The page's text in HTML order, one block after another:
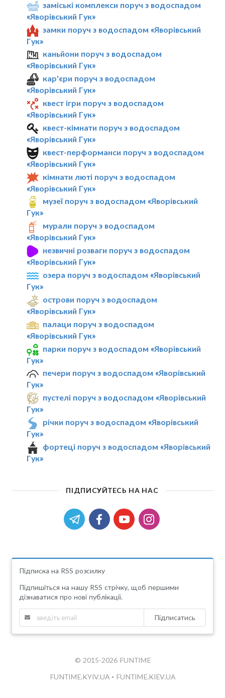
заміські комплекси поруч з водоспадом
«Яворівський Гук»
замки поруч з водоспадом «Яворівський
Гук»
каньйони поруч з водоспадом
«Яворівський Гук»
кар'єри поруч з водоспадом
«Яворівський Гук»
квест ігри поруч з водоспадом
«Яворівський Гук»
квест-кімнати поруч з водоспадом
«Яворівський Гук»
квест-перформанси поруч з водоспадом
«Яворівський Гук»
кімнати люті поруч з водоспадом
«Яворівський Гук»
музеї поруч з водоспадом «Яворівський
Гук»
мурали поруч з водоспадом
«Яворівський Гук»
незвичні розваги поруч з водоспадом
«Яворівський Гук»
озера поруч з водоспадом «Яворівський
Гук»
острови поруч з водоспадом
«Яворівський Гук»
палаци поруч з водоспадом
«Яворівський Гук»
парки поруч з водоспадом «Яворівський
Гук»
печери поруч з водоспадом «Яворівський
Гук»
пустелі поруч з водоспадом «Яворівський
Гук»
річки поруч з водоспадом «Яворівський
Гук»
фортеці поруч з водоспадом «Яворівський
Гук»
ПІДПИСУЙТЕСЬ НА НАС
Підписка на RSS розсилку
Підпишіться на нашу RSS стрічку, щоб першими
дізнаватися про нові публікації.
Підписатись
© 2015-2026 FUNTIME
FUNTIME.KYIV.UA • FUNTIME.KIEV.UA